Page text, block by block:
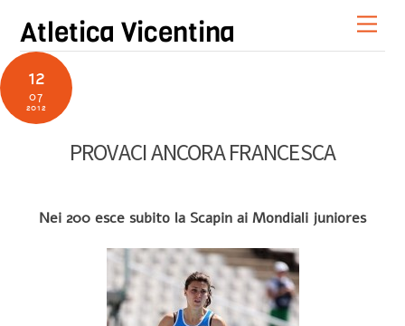
content
Atletica Vicentina
12
07
2012
PROVACI ANCORA FRANCESCA
Nei 200 esce subito la Scapin ai Mondiali juniores